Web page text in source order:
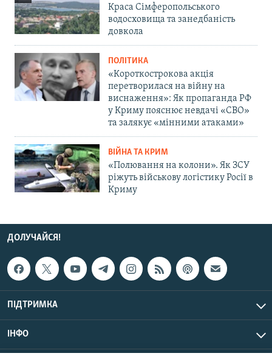
Краса Сімферопольського
водосховища та занедбаність
довкола
ПОЛІТИКА
«Короткострокова акція
перетворилася на війну на
виснаження»: Як пропаганда РФ
у Криму пояснює невдачі «СВО»
та залякує «мінними атаками»
ВІЙНА ТА КРИМ
«Полювання на колони». Як ЗСУ
ріжуть військову логістику Росії в
Криму
ДОЛУЧАЙСЯ!
ПІДТРИМКА
ІНФО